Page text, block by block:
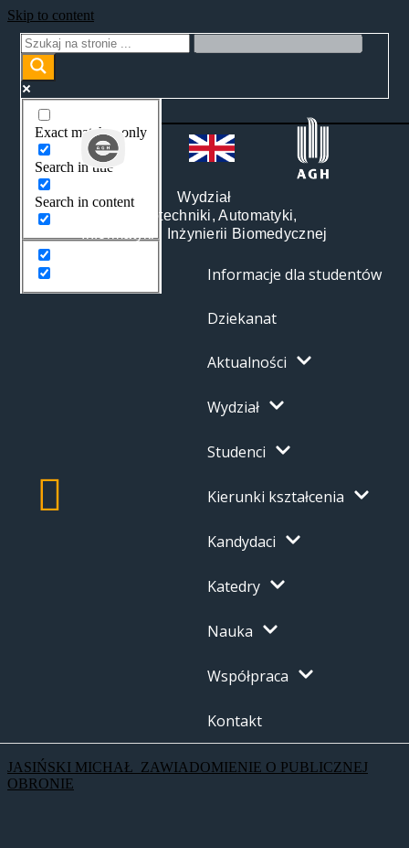
Skip to content
Exact matches only
Search in title
Search in content
Wydział
Elektrotechniki, Automatyki,
Informatyki i Inżynierii Biomedycznej
Informacje dla studentów
Dziekanat
Aktualności
Wydział
Studenci
Kierunki kształcenia
Kandydaci
Katedry
Nauka
Współpraca
Kontakt
JASIŃSKI MICHAŁ_ZAWIADOMIENIE O PUBLICZNEJ
OBRONIE